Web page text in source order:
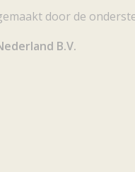
door de
B.V.